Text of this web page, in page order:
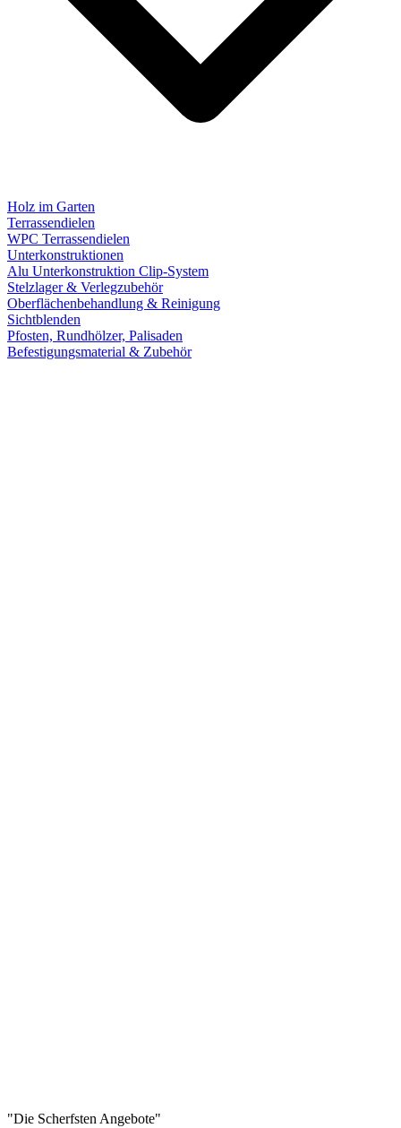
Holz im Garten
Terrassendielen
WPC Terrassendielen
Unterkonstruktionen
Alu Unterkonstruktion Clip-System
Stelzlager & Verlegzubehör
Oberflächenbehandlung & Reinigung
Sichtblenden
Pfosten, Rundhölzer, Palisaden
Befestigungsmaterial & Zubehör
"Die Scherfsten Angebote"